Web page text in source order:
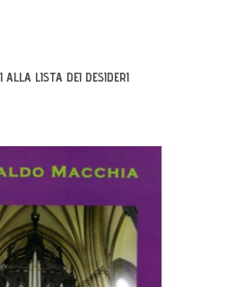
ALLA LISTA DEI DESIDERI